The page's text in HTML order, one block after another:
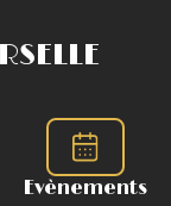
Evènements